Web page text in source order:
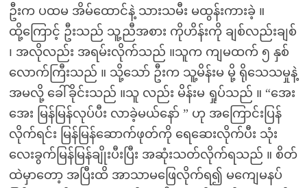
ဦးက ပထမ အိမ်ထောင်နဲ့ သားသမီး မထွန်းကားခဲ့ ။
ထို့‌ကြောင့် ဦးသည် သူ့ညီအစား ကိုဟိန်းကို ချစ်လည်းချစ်
၊ အလိုလည်း အရမ်းလိုက်သည် ။သူက ကျမထက် ၅ နှစ်
လောက်ကြီးသည် ။ သို့သော် ဦးက သူ့မိန်းမ မို့ ရိုသေသမှုနဲ့
အမလို့ ခေါ်ခိုင်းသည် ။သူ လည်း မိန်းမ ရှုပ်သည် ။ “အေး
အေး မြန်မြန်လုပ်ပီး လာခဲ့မယ်နော် ” ဟု အကြောင်းပြန်
လိုက်ရင်း မြန်မြန်ဆောက်ဖုတ်ကို ရေဆေးလိုက်ပီး သုံး
လေးခွက်မြန်မြန်ချိုးပီးပြီး အဆုံးသတ်လိုက်ရသည် ။ စိတ်
ထဲမှာတော့ အပြီးထိ အာသာမဖြေလိုက်ရ၍ မကျေမနပ်